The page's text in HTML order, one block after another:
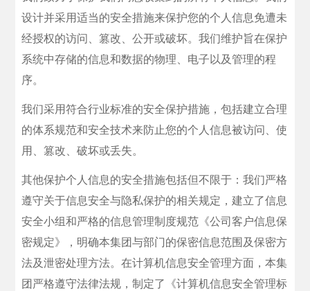
设计并采用适当的安全措施来保护您的个人信息免遭未
经授权的访问、篡改、公开或破坏。我们维护旨在保护
系统中存储的信息和数据的物理、电子以及管理的程
序。
我们采用符合行业标准的安全保护措施，包括建立合理
的体系规范和安全技术来防止您的个人信息被访问、使
用、篡改、破坏或丢失。
其他保护个人信息的安全措施包括但不限于：我们严格
遵守关于信息安全与隐私保护的相关规定，建立了信息
安全小组和严格的信息管理制度规范《公司客户信息保
密规定》，明确本集团与部门的保密信息范围及保密方
法及泄密处理方法。在计算机信息安全管理方面，本集
团严格遵守法律法规，制定了《计算机信息安全管理标